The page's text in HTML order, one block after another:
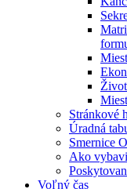
Stránkové
Úradná
Smernice
Ako
Voľný čas